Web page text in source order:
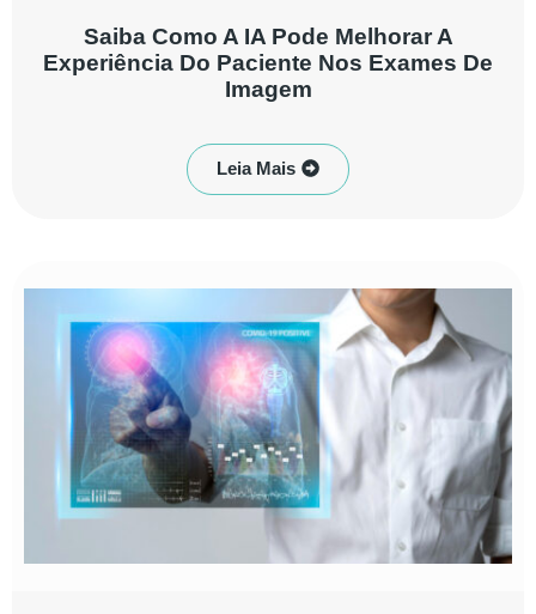
Saiba Como A IA Pode Melhorar A
Experiência Do Paciente Nos Exames De
Imagem
Leia Mais